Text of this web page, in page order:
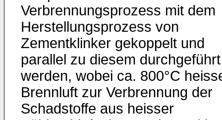
Verbrennungsprozess mit dem
Herstellungsprozess von
Zementklinker gekoppelt und
parallel zu diesem durchgeführt
werden, wobei ca. 800°C
Brennluft zur Verbrennung der
Schadstoffe aus heisser